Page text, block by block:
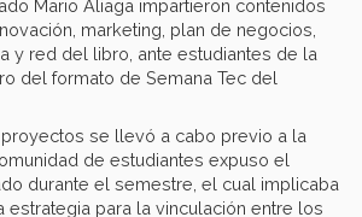
Mario Aliaga impartieron contenidos
marketing, plan de negocios,
y red del libro, ante estudiantes de la
del formato de Semana Tec del
se llevó a cabo previo a la
de estudiantes expuso el
durante el semestre, el cual implicaba
para la vinculación entre los